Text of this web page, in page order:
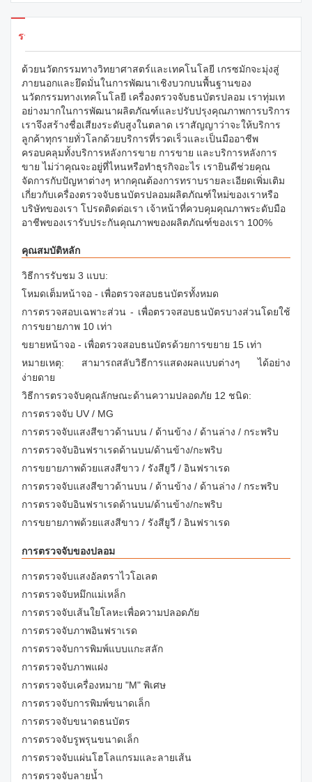
รายละเอียดผลิตภัณฑ์
ด้วยนวัตกรรมทางวิทยาศาสตร์และเทคโนโลยี เกรซมักจะมุ่งสู่
ภายนอกและยึดมั่นในการพัฒนาเชิงบวกบนพื้นฐานของ
นวัตกรรมทางเทคโนโลยี เครื่องตรวจจับธนบัตรปลอม เราทุ่มเท
อย่างมากในการพัฒนาผลิตภัณฑ์และปรับปรุงคุณภาพการบริการ
เราจึงสร้างชื่อเสียงระดับสูงในตลาด เราสัญญาว่าจะให้บริการ
ลูกค้าทุกรายทั่วโลกด้วยบริการที่รวดเร็วและเป็นมืออาชีพ
ครอบคลุมทั้งบริการหลังการขาย การขาย และบริการหลังการ
ขาย ไม่ว่าคุณจะอยู่ที่ไหนหรือทำธุรกิจอะไร เรายินดีช่วยคุณ
จัดการกับปัญหาต่างๆ หากคุณต้องการทราบรายละเอียดเพิ่มเติม
เกี่ยวกับเครื่องตรวจจับธนบัตรปลอมผลิตภัณฑ์ใหม่ของเราหรือ
บริษัทของเรา โปรดติดต่อเรา เจ้าหน้าที่ควบคุมคุณภาพระดับมือ
อาชีพของเรารับประกันคุณภาพของผลิตภัณฑ์ของเรา 100%
คุณสมบัติหลัก
วิธีการรับชม 3 แบบ:
โหมดเต็มหน้าจอ - เพื่อตรวจสอบธนบัตรทั้งหมด
การตรวจสอบเฉพาะส่วน - เพื่อตรวจสอบธนบัตรบางส่วนโดยใช้
การขยายภาพ 10 เท่า
ขยายหน้าจอ - เพื่อตรวจสอบธนบัตรด้วยการขยาย 15 เท่า
หมายเหตุ: สามารถสลับวิธีการแสดงผลแบบต่างๆ ได้อย่าง
ง่ายดาย
วิธีการตรวจจับคุณลักษณะด้านความปลอดภัย 12 ชนิด:
การตรวจจับ UV / MG
การตรวจจับแสงสีขาวด้านบน / ด้านข้าง / ด้านล่าง / กระพริบ
การตรวจจับอินฟราเรดด้านบน/ด้านข้าง/กะพริบ
การขยายภาพด้วยแสงสีขาว / รังสียูวี / อินฟราเรด
การตรวจจับแสงสีขาวด้านบน / ด้านข้าง / ด้านล่าง / กระพริบ
การตรวจจับอินฟราเรดด้านบน/ด้านข้าง/กะพริบ
การขยายภาพด้วยแสงสีขาว / รังสียูวี / อินฟราเรด
การตรวจจับของปลอม
การตรวจจับแสงอัลตราไวโอเลต
การตรวจจับหมึกแม่เหล็ก
การตรวจจับเส้นใยโลหะเพื่อความปลอดภัย
การตรวจจับภาพอินฟราเรด
การตรวจจับการพิมพ์แบบแกะสลัก
การตรวจจับภาพแฝง
การตรวจจับเครื่องหมาย "M" พิเศษ
การตรวจจับการพิมพ์ขนาดเล็ก
การตรวจจับขนาดธนบัตร
การตรวจจับรูพรุนขนาดเล็ก
การตรวจจับแผ่นโฮโลแกรมและลายเส้น
การตรวจจับลายน้ำ